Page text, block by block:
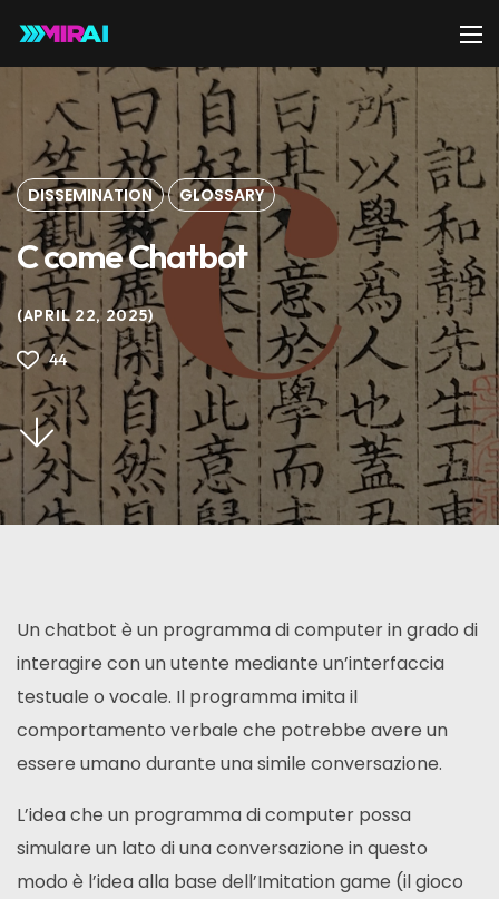
DISSEMINATION GLOSSARY
C come Chatbot
APRIL 22, 2025
44
Un chatbot è un programma di computer in grado di
interagire con un utente mediante un’interfaccia
testuale o vocale. Il programma imita il
comportamento verbale che potrebbe avere un
essere umano durante una simile conversazione.
L’idea che un programma di computer possa
simulare un lato di una conversazione in questo
modo è l’idea alla base dell’Imitation game (il gioco